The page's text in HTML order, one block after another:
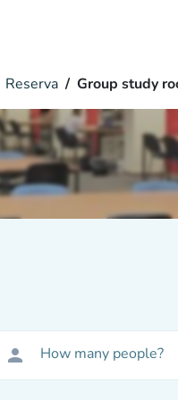
Reserva Group study
person How many people?